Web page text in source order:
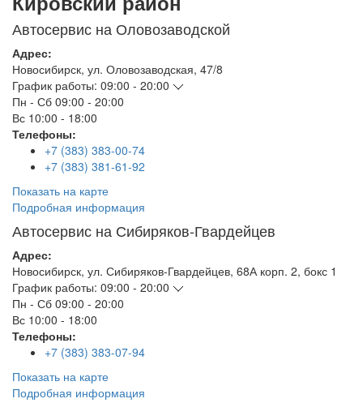
Автосервис на Оловозаводской
Адрес:
Новосибирск, ул. Оловозаводская, 47/8
График работы: 09:00 - 20:00
Пн - Сб 09:00 - 20:00
Вс 10:00 - 18:00
Телефоны:
+7 (383) 383-00-74
+7 (383) 381-61-92
Показать на карте
Подробная информация
Автосервис на Сибиряков-Гвардейцев
Адрес:
Новосибирск, ул. Сибиряков-Гвардейцев, 68А корп. 2, бокс 1
График работы: 09:00 - 20:00
Пн - Сб 09:00 - 20:00
Вс 10:00 - 18:00
Телефоны:
+7 (383) 383-07-94
Показать на карте
Подробная информация